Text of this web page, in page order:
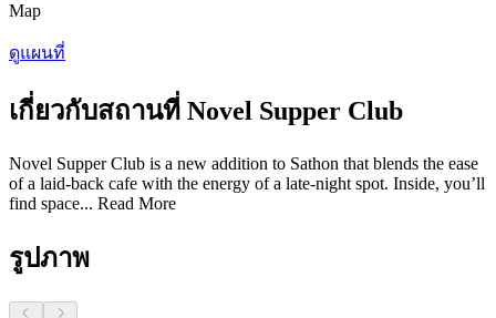
Map
ดูแผนที่
เกี่ยวกับสถานที่ Novel Supper Club
Novel Supper Club is a new addition to Sathon that blends the ease
of a laid-back cafe with the energy of a late-night spot. Inside, you’ll
find space... Read More
รูปภาพ